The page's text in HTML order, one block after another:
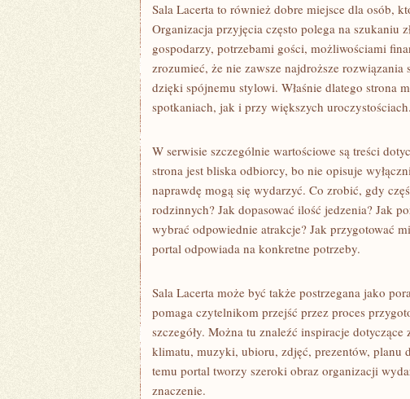
Sala Lacerta to również dobre miejsce dla osób,
Organizacja przyjęcia często polega na szukaniu
gospodarzy, potrzebami gości, możliwościami
zrozumieć, że nie zawsze najdroższe rozwiązania
dzięki spójnemu stylowi. Właśnie dlatego strona
spotkaniach, jak i przy większych uroczystościach.
W serwisie szczególnie wartościowe są treści
strona jest bliska odbiorcy, bo nie opisuje
naprawdę mogą się wydarzyć. Co zrobić, gdy
rodzinnych? Jak dopasować ilość jedzenia? Jak
wybrać odpowiednie atrakcje? Jak przygotować
portal odpowiada na konkretne potrzeby.
Sala Lacerta może być także postrzegana jako
pomaga czytelnikom przejść przez proces
szczegóły. Można tu znaleźć inspiracje
klimatu, muzyki, ubioru, zdjęć, prezentów, planu
temu portal tworzy szeroki obraz organizacji
znaczenie.